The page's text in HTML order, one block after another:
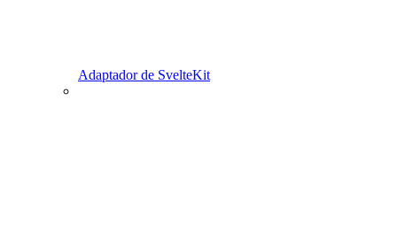
Adaptador de SvelteKit